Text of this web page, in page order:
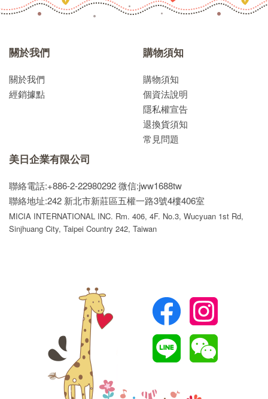
關於我們
關於我們
經銷據點
購物須知
購物須知
個資法說明
隱私權宣告
退換貨須知
常見問題
美日企業有限公司
聯絡電話:+886-2-22980292微信:jww1688tw
聯絡地址:242 新北市新莊區五權一路3號4樓406室
MICIA INTERNATIONAL INC. Rm. 406, 4F. No.3, Wucyuan 1st Rd,
Sinjhuang City, Taipei Country 242, Taiwan